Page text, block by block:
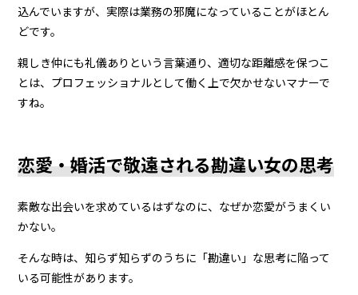
込んでいますが、実際は業務の邪魔になっていることがほとん
どです。
親しき仲にも礼儀ありという言葉通り、適切な距離感を保つこ
とは、プロフェッショナルとして働く上で欠かせないマナーで
すね。
恋愛・婚活で敬遠される勘違い女の思考
素敵な出会いを求めているはずなのに、なぜか恋愛がうまくい
かない。
そんな時は、知らず知らずのうちに「勘違い」な思考に陥って
いる可能性があります。